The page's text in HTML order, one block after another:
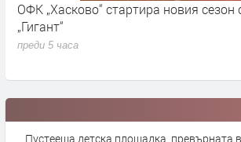
ОФК „Хасково“ стартира новия сезон
„Гигант“
преди 5 часа
Пустееща детска площадка, превърната